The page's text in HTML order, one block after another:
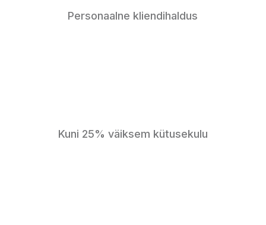
Personaalne kliendihaldus
Kuni 25% väiksem kütusekulu